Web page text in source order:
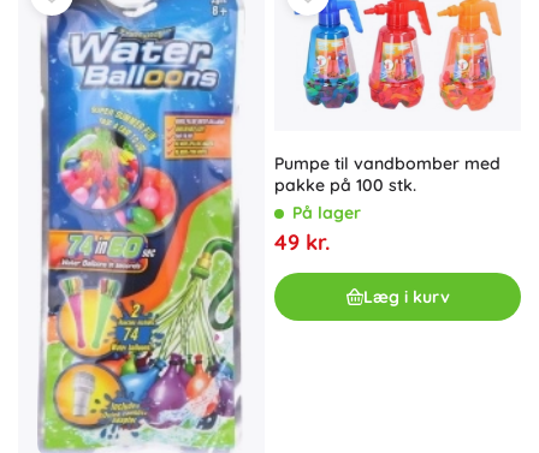
Pumpe til vandbomber med
pakke på 100 stk.
På lager
49 kr.
Læg i kurv